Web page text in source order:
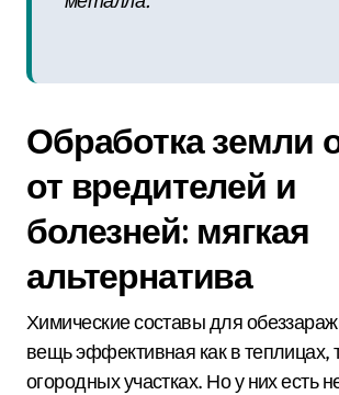
Обработка земли
от вредителей и
болезней: мягкая
альтернатива
Химические составы для
вещь эффективная как в теплицах,
огородных участках. Но у них есть